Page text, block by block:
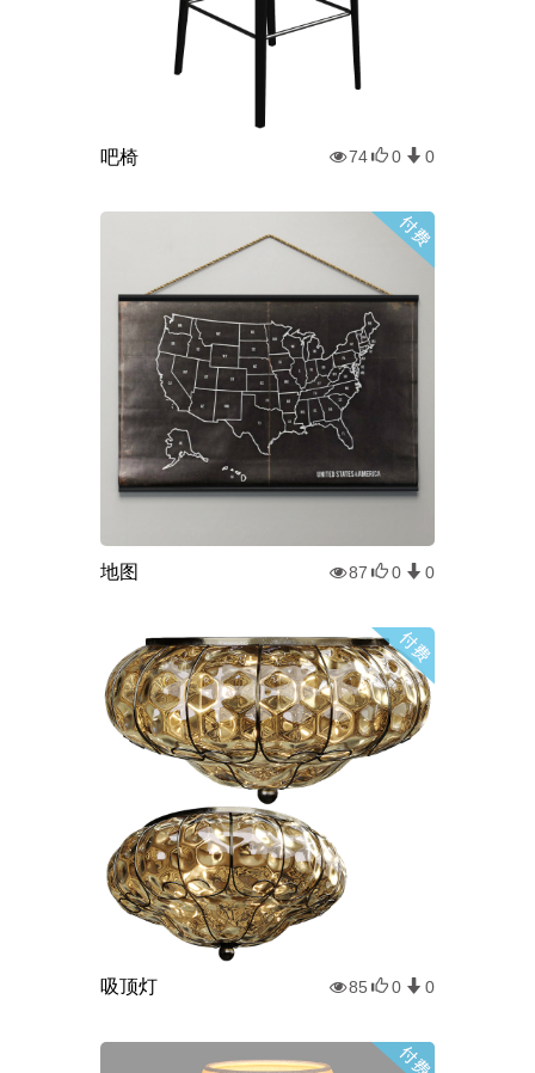
吧椅 74 0 0
地图 87 0 0
吸顶灯 85 0 0